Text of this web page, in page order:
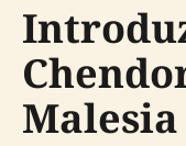
Malesia